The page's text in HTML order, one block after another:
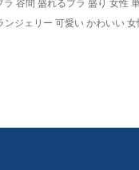
谷間 盛れるブラ 盛り 女性
ジェリー 可愛い かわいい